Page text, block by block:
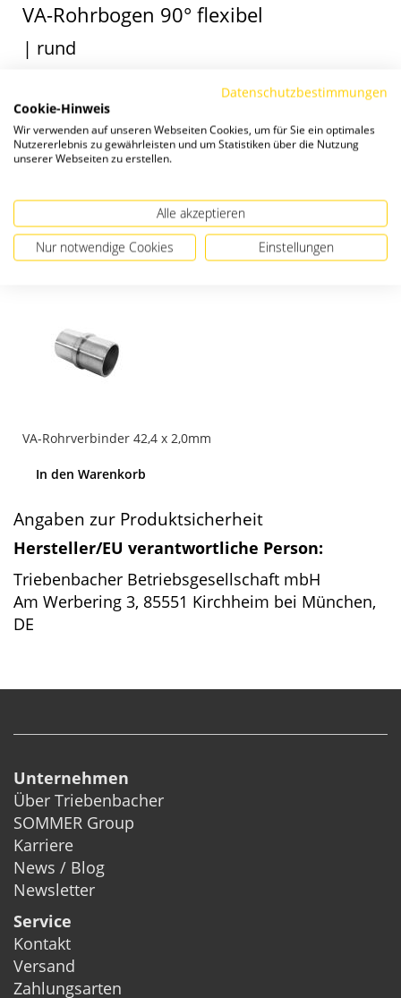
VA-Rohrbogen 90° flexibel
| rund
|⌀ 42,4 mm x 2,0 mm
Passendes Zubehör
VA-Rohrverbinder 42,4 x 2,0mm
In den Warenkorb
Angaben zur Produktsicherheit
Hersteller/EU verantwortliche Person:
Triebenbacher Betriebsgesellschaft mbH
Am Werbering 3, 85551 Kirchheim bei München,
DE
Unternehmen
Über Triebenbacher
SOMMER Group
Karriere
News / Blog
Newsletter
Service
Kontakt
Versand
Zahlungsarten
Datenschutzbestimmungen
Cookie-Hinweis
Wir verwenden auf unseren Webseiten Cookies, um für Sie ein optimales
Nutzererlebnis zu gewährleisten und um Statistiken über die Nutzung
unserer Webseiten zu erstellen.
Alle akzeptieren
Nur notwendige Cookies Einstellungen